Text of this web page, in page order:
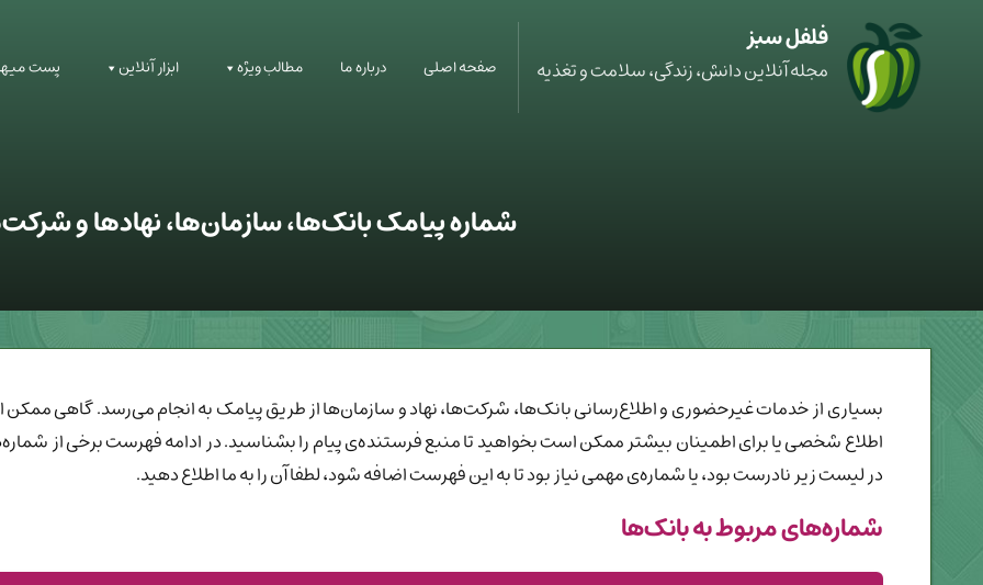
فلفل سبز
مجله آنلاین دانش، زندگی، سلامت و تغذیه صفحه اصلی درباره ما مطالب ویژه ابزار آنلاین پست
شماره پیامک بانک‌ها، سازمان‌ها، نهادها و
بسیاری از خدمات غیرحضوری و اطلاع‌رسانی بانک‌ها، شرکت‌ها، نهاد و سازمان‌ها از طریق پیامک به انجام می‌رسد. گاهی
اطلاع شخصی یا برای اطمینان بیشتر ممکن است بخواهید تا منبع فرستنده‌ی پیام را بشناسید. در ادامه فهرست برخی از
در لیست زیر نادرست بود، یا شماره‌ی مهمی نیاز بود تا به این فهرست اضافه شود، لطفا آن را به ما اطلاع دهید.
شماره‌های مربوط به بانک‌ها